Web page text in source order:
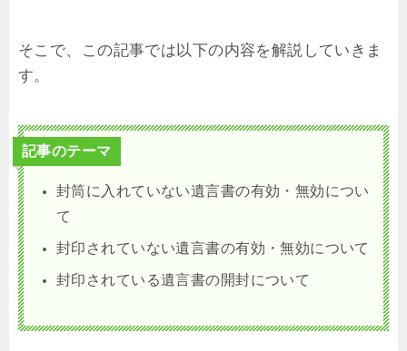
そこで、この記事では以下の内容を解説していきま
す。
記事のテーマ
封筒に入れていない遺言書の有効・無効につい
て
封印されていない遺言書の有効・無効について
封印されている遺言書の開封について